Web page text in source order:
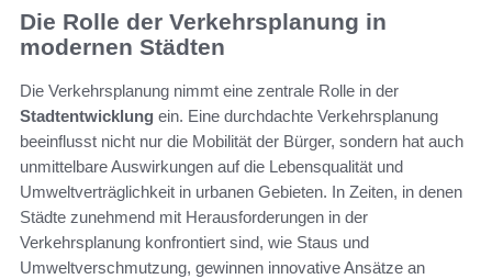
Die Rolle der Verkehrsplanung in
modernen Städten
Die Verkehrsplanung nimmt eine zentrale Rolle in der
Stadtentwicklung ein. Eine durchdachte Verkehrsplanung
beeinflusst nicht nur die Mobilität der Bürger, sondern hat auch
unmittelbare Auswirkungen auf die Lebensqualität und
Umweltverträglichkeit in urbanen Gebieten. In Zeiten, in denen
Städte zunehmend mit Herausforderungen in der
Verkehrsplanung konfrontiert sind, wie Staus und
Umweltverschmutzung, gewinnen innovative Ansätze an